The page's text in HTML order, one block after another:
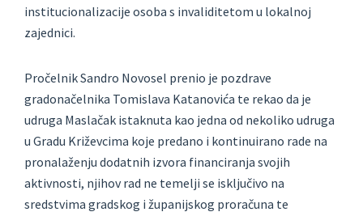
institucionalizacije osoba s invaliditetom u lokalnoj
zajednici.
Pročelnik Sandro Novosel prenio je pozdrave
gradonačelnika Tomislava Katanovića te rekao da je
udruga Maslačak istaknuta kao jedna od nekoliko udruga
u Gradu Križevcima koje predano i kontinuirano rade na
pronalaženju dodatnih izvora financiranja svojih
aktivnosti, njihov rad ne temelji se isključivo na
sredstvima gradskog i županijskog proračuna te